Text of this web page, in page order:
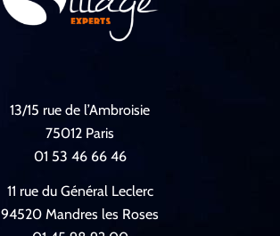
13/15 rue de l’Ambroisie
75012 Paris
01 53 46 66 46
11 rue du Général Leclerc
94520 Mandres les Roses